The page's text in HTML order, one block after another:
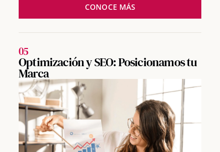
CONOCE MÁS
05
Optimización y SEO: Posicionamos tu
Marca